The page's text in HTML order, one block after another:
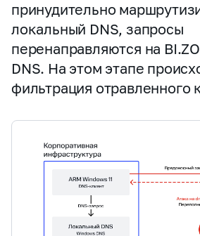
принудительно
локальный DNS, запросы
перенаправляются на
DNS. На этом этапе
фильтрация отравленного